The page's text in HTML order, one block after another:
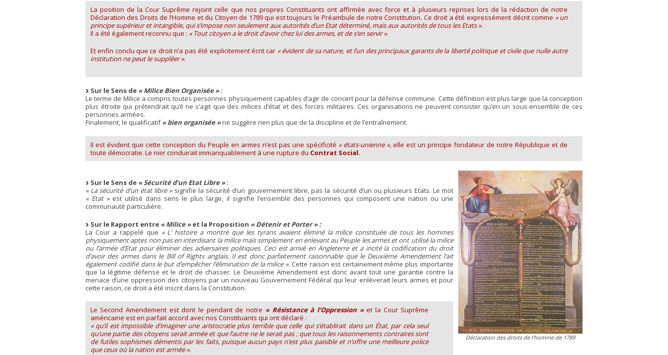
La position de la Cour Suprême rejoint celle que nos propres Constituants ont affirmée avec force et à plusieurs reprises lors de la rédaction de notre
Déclaration des Droits de l’Homme et du Citoyen de 1789 qui est toujours le Préambule de notre Constitution. Ce droit a été expressément décrit comme « un
principe supérieur et intangible, qui s’impose non seulement aux autorités d’un Etat déterminé, mais aux autorités de tous les Etats ».
Il a été également reconnu que : « Tout citoyen a le droit d’avoir chez lui des armes, et de s’en servir ».
Et enfin conclu que ce droit n’a pas été explicitement écrit car « évident de sa nature, et l’un des principaux garants de la liberté politique et civile que nulle autre
institution ne peut le suppléer ».
Sur le Sens de « Milice Bien Organisée »:
Le terme de Milice a compris toutes personnes physiquement capables d’agir de concert pour la défense commune. Cette définition est plus large que la conception
plus étroite qui prétendrait qu’il ne s’agit que des milices d’état et des forces militaires. Ces organisations ne peuvent consister qu’en un sous-ensemble de ces
personnes armées.
Finalement, le qualificatif« bien organisée »ne suggère rien plus que de la discipline et de l’entraînement.
Il est évident que cette conception du Peuple en armes n’est pas une spécificité « états-unienne », elle est un principe fondateur de notre République et de
toute démocratie. Le nier conduirait immanquablement à une rupture du Contrat Social.
Déclaration des droits de l’homme de 1789
Sur le Sens de « Sécurité d’un Etat Libre »:
« La sécurité d’un état libre »signifie la sécurité d’un gouvernement libre, pas la sécurité d’un ou plusieurs Etats. Le mot
« Etat »est utilisé dans sens le plus large, il signifie l’ensemble des personnes qui composent une nation ou une
communauté particulière.
Sur le Rapport entre « Milice »et la Proposition « Détenir et Porter » :
La Cour a rappelé que « L’ histoire a montré que les tyrans avaient éliminé la milice constituée de tous les hommes
physiquement aptes non pas en interdisant la milice mais simplement en enlevant au Peuple les armes et ont utilisé la milice
ou l’armée d’Etat pour éliminer des adversaires politiques. Ceci est arrivé en Angleterre et a incité la codification du droit
d’avoir des armes dans le Bill of Rights anglais. Il est donc parfaitement raisonnable que le Deuxième Amendement l’ait
également codifié dans le but d’empêcher l’élimination de la milice ». Cette raison est certainement même plus importante
que la légitime défense et le droit de chasser. Le Deuxième Amendement est donc avant tout une garantie contre la
menace d’une oppression des citoyens par un nouveau Gouvernement Fédéral qui leur enlèverait leurs armes et pour
cette raison, ce droit a été inscrit dans la Constitution.
Le Second Amendement est dont le pendant de notre « Résistance à l’Oppression » et la Cour Suprême
américaine est en parfait accord avec nos Constituants qui ont déclaré :
« qu’il est impossible d’imaginer une aristocratie plus terrible que celle qui s’établirait dans un État, par cela seul
qu’une partie des citoyens serait armée et que l’autre ne le serait pas ; que tous les raisonnements contraires sont
de futiles sophismes démentis par les faits, puisque aucun pays n’est plus paisible et n’offre une meilleure police
que ceux où la nation est armée ».